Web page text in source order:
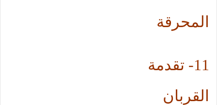
المحرقة
11-
تقدمة
القربان